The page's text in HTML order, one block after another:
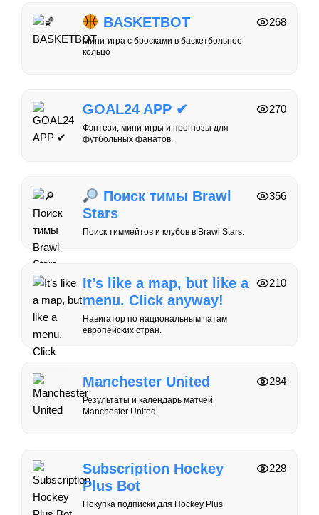
BASKETBOT
Мини-игра с бросками в баскетбольное
кольцо
268
GOAL24 APP ✔
Фэнтези, мини-игры и прогнозы для
футбольных фанатов.
270
Поиск тимы Brawl
Stars
Поиск тиммейтов и клубов в Brawl Stars.
356
It’s like a map, but like a
menu. Click anyway!
Навигатор по национальным чатам
европейских стран.
210
Manchester United
Результаты и календарь матчей
Manchester United.
284
Subscription Hockey
Plus Bot
Покупка подписки для Hockey Plus
228